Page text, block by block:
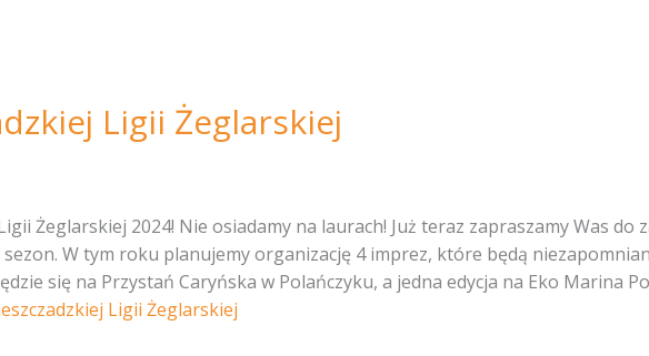
Ligii Żeglarskiej
Żeglarskiej 2024! Nie osiadamy na laurach! Już teraz zapraszamy Was do
W tym roku planujemy organizację 4 imprez, które będą
się na Przystań Caryńska w Polańczyku, a jedna edycja na Eko Marina
Ligii Żeglarskiej